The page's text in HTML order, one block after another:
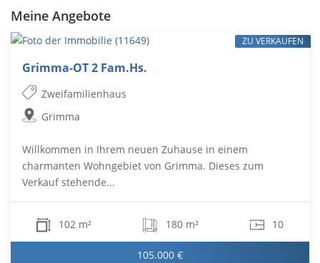
Meine Angebote
Grimma-OT 2 Fam.Hs.
Zweifamilienhaus
Grimma
Willkommen in Ihrem neuen Zuhause in einem
charmanten Wohngebiet von Grimma. Dieses zum
Verkauf stehende...
102 m² 180 m² 10
105.000 €
ZU VERKAUFEN